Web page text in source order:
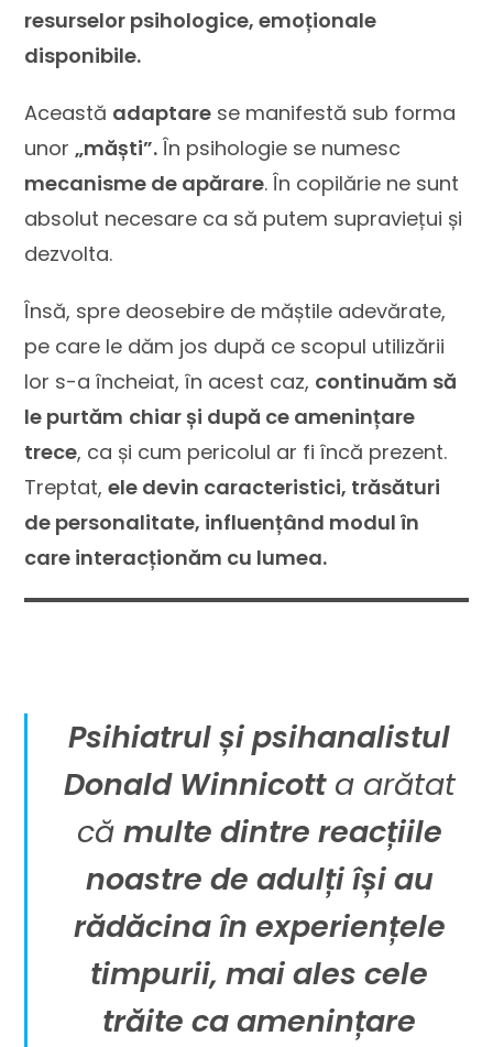
resurselor psihologice, emoționale
disponibile.
Această adaptare se manifestă sub forma
unor„măști”. În psihologie se numesc
mecanisme de apărare. În copilărie ne sunt
absolut necesare ca să putem supraviețui și
dezvolta.
Însă, spre deosebire de măștile adevărate,
pe care le dăm jos după ce scopul utilizării
lor s-a încheiat, în acest caz, continuăm să
le purtăm chiar și după ce amenințare
trece, ca și cum pericolul ar fi încă prezent.
Treptat,ele devin caracteristici, trăsături
de personalitate, influențând modul în
care interacționăm cu lumea.
Psihiatrul și psihanalistul
Donald Winnicotta arătat
că multe dintre reacțiile
noastre de adulți își au
rădăcina în experiențele
timpurii, mai ales cele
trăite ca amenințare